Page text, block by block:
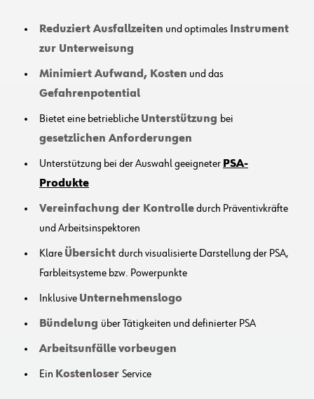
Reduziert Ausfallzeiten und optimales Instrument
zur Unterweisung
Minimiert Aufwand, Kosten und das
Gefahrenpotential
Bietet eine betriebliche Unterstützung bei
gesetzlichen Anforderungen
Unterstützung bei der Auswahl geeigneter PSA-
Produkte
Vereinfachung der Kontrolledurch Präventivkräfte
und Arbeitsinspektoren
Klare Übersicht durch visualisierte Darstellung der PSA,
Farbleitsysteme bzw. Powerpunkte
Inklusive Unternehmenslogo
Bündelung über Tätigkeiten und definierter PSA
Arbeitsunfällevorbeugen
Ein Kostenloser Service